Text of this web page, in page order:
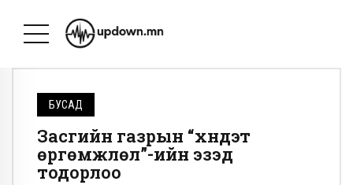
БУСАД
Засгийн газрын “хүндэт
өргөмжлөл”-ийн эзэд
тодорлоо